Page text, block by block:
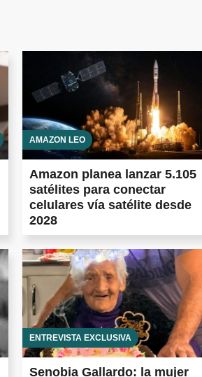
AMAZON LEO
Amazon planea lanzar 5.105
satélites para conectar
celulares vía satélite desde
2028
ENTREVISTA EXCLUSIVA
Senobia Gallardo: la mujer